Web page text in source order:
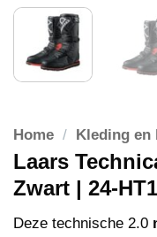
Home / Kleding en
Laars
Zwart | 24-
Deze technische 2.0